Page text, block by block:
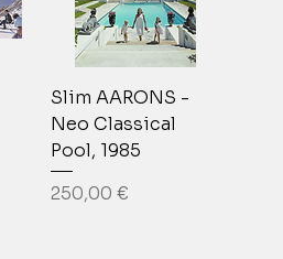
Slim AARONS -
Neo Classical
Pool, 1985
Prix
250,00 €